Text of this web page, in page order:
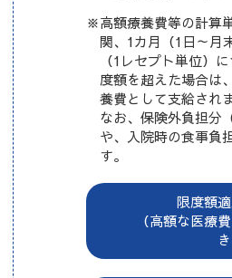
※高額療養費等の計算
関、1カ月（1日～月
（1レセプト単位）
度額を超えた場合は
養費として支給され
なお、保険外負担分
や、入院時の食事負
す。
限度額
（高額な医療
き